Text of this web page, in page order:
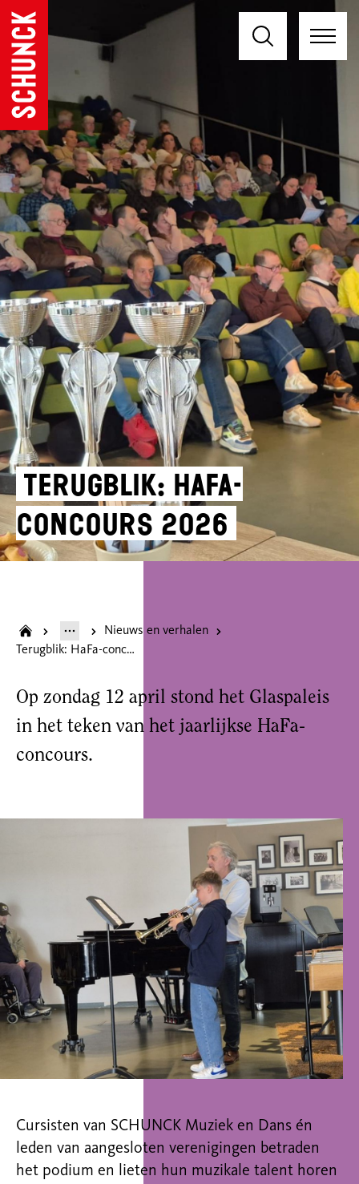
Terugblik: HaFa-
concours 2026
Nieuws en verhalen
Terugblik: HaFa-concours 2026
Op zondag 12 april stond het Glaspaleis
in het teken van het jaarlijkse HaFa-
concours.
Cursisten van SCHUNCK Muziek en Dans én
leden van aangesloten verenigingen betraden
het podium en lieten hun muzikale talent horen